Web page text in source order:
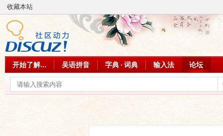
收藏本站
开始了解... 吴语拼音 字典 · 词典 输入法 论坛